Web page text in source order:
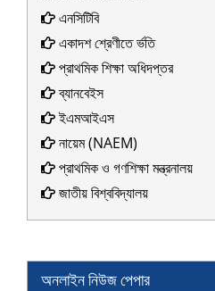
এনসিটিবি
একাদশ শ্রেণীতে র্ভতি
প্রাথমিক শিক্ষা অধিদপ্তর
ব্যানবেইস
ইএমআইএস
নায়েম (NAEM)
প্রাথমিক ও গণশিক্ষা মন্ত্রনালয়
জাতীয় বিশ্ববিদ্যালয়
অনলাইন নিউজ পেপার